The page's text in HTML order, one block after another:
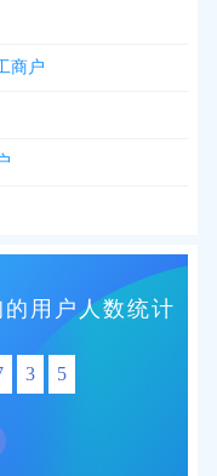
商户
用户人数统计
3 5